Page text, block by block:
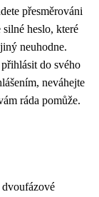
přesměrováni
heslo, které
neuhodne.
do svého
neváhejte
ráda pomůže.